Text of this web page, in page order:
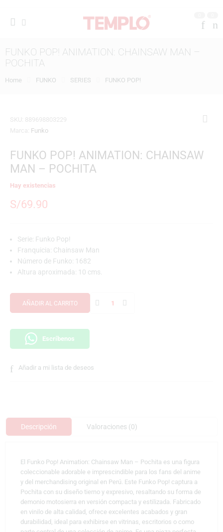
FUNKO POP! ANIMATION: CHAINSAW MAN –
POCHITA
Home FUNKO SERIES FUNKO POP!
SKU: 889698803229
Marca: Funko
FUNKO POP! ANIMATION: CHAINSAW
MAN – POCHITA
Hay existencias
S/69.90
Serie: Funko Pop!
Franquicia: Chainsaw Man
Número de Funko: 1682
Altura aproximada: 10 cms.
AÑADIR AL CARRITO
Escríbenos
Añadir a mi lista de deseos
Descripción Valoraciones (0)
El Funko Pop! Animation: Chainsaw Man – Pochita es una figura
coleccionable adorable e imprescindible para los fans del anime
y del merchandising original en Perú. Este Funko Pop! captura a
Pochita con su diseño tierno y expresivo, resaltando su forma de
demonio motosierra en versión compacta y estilizada. Fabricado
en vinilo de alta calidad, ofrece excelentes acabados y gran
durabilidad, ideal para exhibirse en vitrinas, escritorios o como